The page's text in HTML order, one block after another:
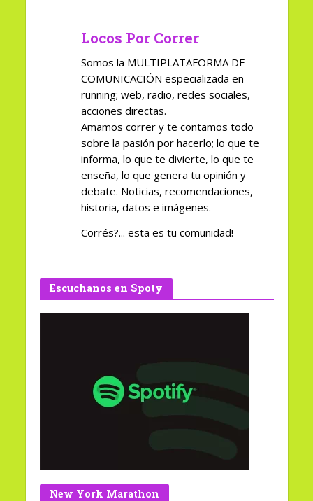
Locos Por Correr
Somos la MULTIPLATAFORMA DE
COMUNICACIÓN especializada en
running; web, radio, redes sociales,
acciones directas.
Amamos correr y te contamos todo
sobre la pasión por hacerlo; lo que te
informa, lo que te divierte, lo que te
enseña, lo que genera tu opinión y
debate. Noticias, recomendaciones,
historia, datos e imágenes.
Corrés?... esta es tu comunidad!
Escuchanos en Spoty
New York Marathon